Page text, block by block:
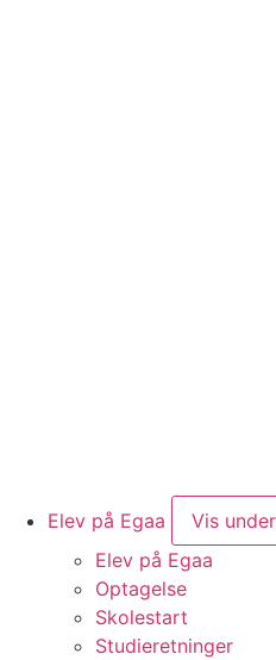
Elev på Egaa
Vis
Elev på Egaa
Optagelse
Skolestart
Studieretninger